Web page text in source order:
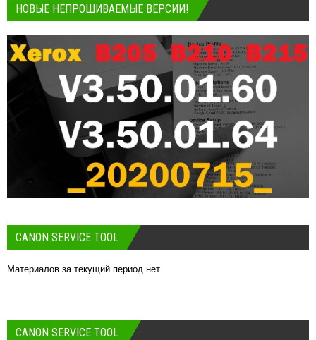
НОВЫЕ НЕПРОШИВАЕМЫЕ ВЕРСИИ!
CANON SERVICE TOOL
Материалов за текущий период нет.
CANON SERVICE TOOL